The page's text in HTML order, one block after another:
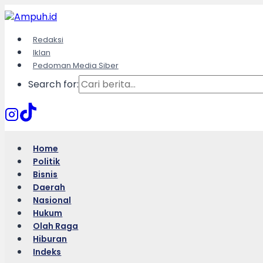
Skip
to
contentRedaksi
Iklan
Pedoman Media Siber
Search for:
Home
Politik
Bisnis
Daerah
Nasional
Hukum
Olah Raga
Hiburan
Indeks